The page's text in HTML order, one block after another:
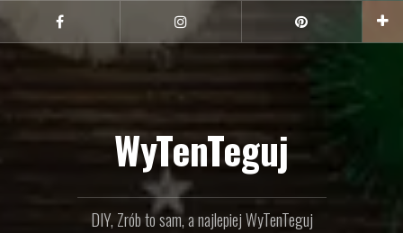
treści
Facebook Instagram
WyTenTeguj
DIY, Zrób to sam, a najlepiej WyTenTeguj